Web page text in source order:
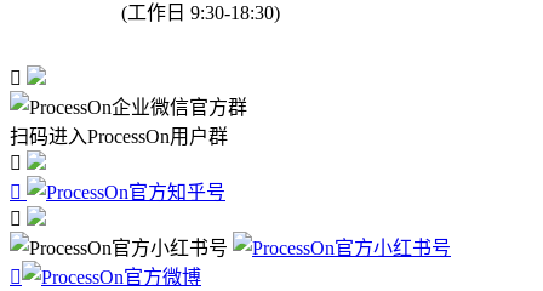
(工作日 9:30-18:30)

扫码进入ProcessOn用户群



